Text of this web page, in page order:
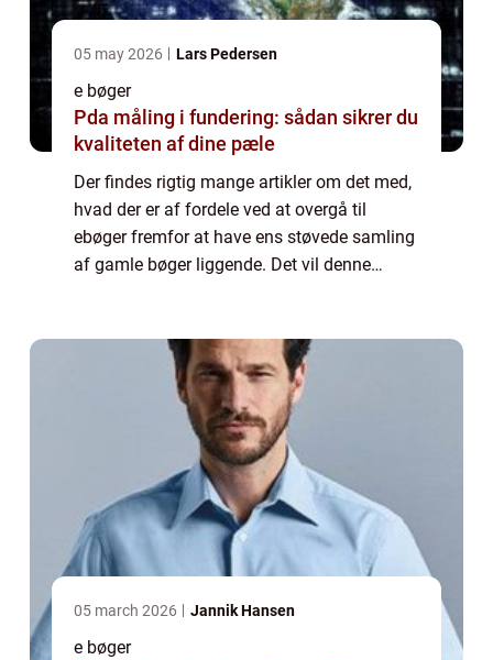
05 may 2026 Lars Pedersen
e bøger
Pda måling i fundering: sådan sikrer du
kvaliteten af dine pæle
Der findes rigtig mange artikler om det med,
hvad der er af fordele ved at overgå til
ebøger fremfor at have ens støvede samling
af gamle bøger liggende. Det vil denne
05 march 2026 Jannik Hansen
e bøger